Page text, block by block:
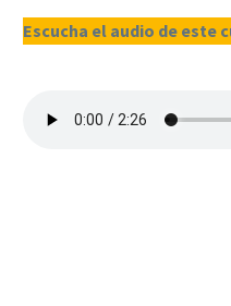
Escucha el audio de este